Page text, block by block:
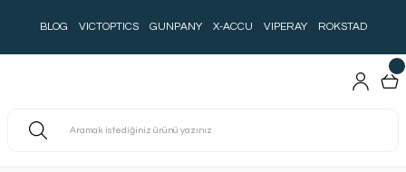
BLOG VICTOPTICS GUNPANY X-ACCU VIPERAY ROKSTAD